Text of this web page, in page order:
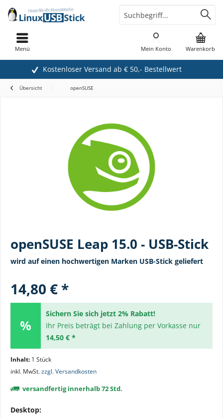
Kostenloser Versand ab € 50,- Bestellwert
Warenkorb
Mein Konto
Menü
Übersicht openSUSE
openSUSE Leap 15.0 - USB-Stick
wird auf einen hochwertigen Marken USB-Stick geliefert
14,80 € *
Sichern Sie sich jetzt 2% Rabatt!
Ihr Preis beträgt bei Zahlung per Vorkasse nur
14,50 € *
Inhalt: 1 Stück
inkl. MwSt.zzgl. Versandkosten
versandfertig innerhalb 72 Std.
Desktop: